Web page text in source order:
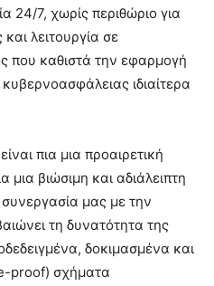
24/7, χωρίς περιθώριο για
λειτουργία σε
που καθιστά την εφαρμογή
ιδιαίτερα
πια μια προαιρετική
μια βιώσιμη και αδιάλειπτη
συνεργασία μας με την
τη δυνατότητα της
δοκιμασμένα και
proof) σχήματα